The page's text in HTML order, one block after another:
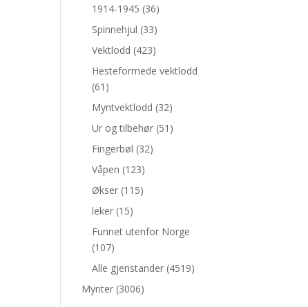
1914-1945 (36)
Spinnehjul (33)
Vektlodd (423)
Hesteformede vektlodd
(61)
Myntvektlodd (32)
Ur og tilbehør (51)
Fingerbøl (32)
Våpen (123)
Økser (115)
leker (15)
Funnet utenfor Norge
(107)
Alle gjenstander (4519)
Mynter (3006)